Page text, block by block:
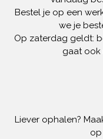
Bestel je op een
we je
Op zaterdag geldt:
gaat ook
Liever ophalen?
op